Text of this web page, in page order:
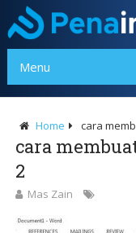
Menu
Home cara
cara
2
Mas Zain